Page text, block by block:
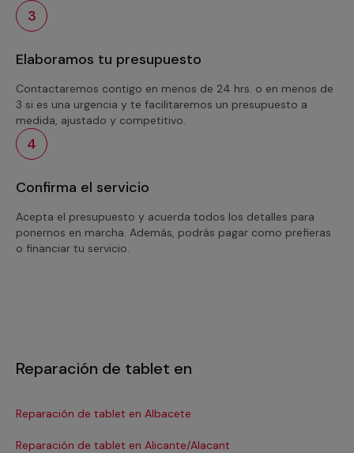
3
Elaboramos tu presupuesto
Contactaremos contigo en menos de 24 hrs. o en menos de
3 si es una urgencia y te facilitaremos un presupuesto a
medida, ajustado y competitivo.
4
Confirma el servicio
Acepta el presupuesto y acuerda todos los detalles para
ponernos en marcha. Además, podrás pagar como prefieras
o financiar tu servicio.
Reparación de tablet en
Reparación de tablet en Albacete
Reparación de tablet en Alicante/Alacant